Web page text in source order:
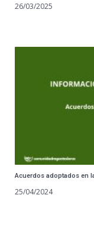
26/03/2025
Acuerdos adoptados en
25/04/2024